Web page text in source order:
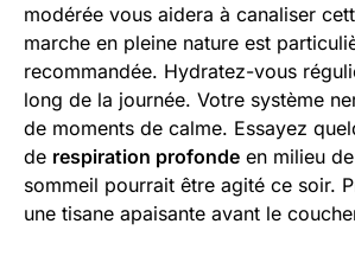
modérée vous aidera à canaliser
marche en pleine nature est
recommandée. Hydratez-vous
long de la journée. Votre système
de moments de calme. Essayez
de respiration profonde en milieu
sommeil pourrait être agité ce soir.
une tisane apaisante avant le